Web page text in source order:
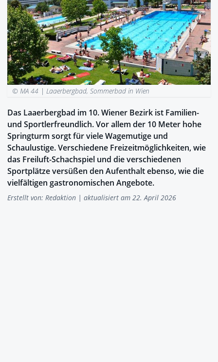
© MA 44 |Laaerbergbad, Sommerbad in Wien
Das Laaerbergbad im 10. Wiener Bezirk ist Familien-
und Sportlerfreundlich. Vor allem der 10 Meter hohe
Springturm sorgt für viele Wagemutige und
Schaulustige. Verschiedene Freizeitmöglichkeiten, wie
das Freiluft-Schachspiel und die verschiedenen
Sportplätze versüßen den Aufenthalt ebenso, wie die
vielfältigen gastronomischen Angebote.
Erstellt von: Redaktion | aktualisiert am 22. April 2026